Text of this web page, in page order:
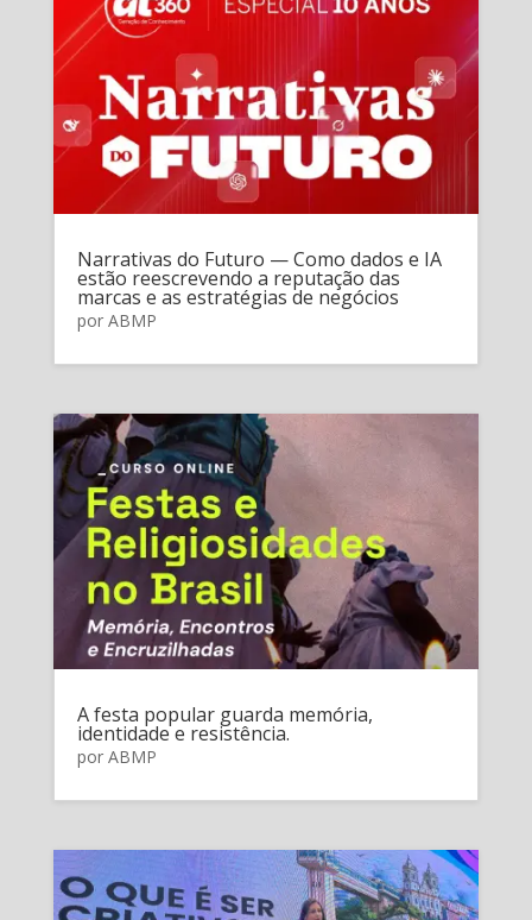
Narrativas do Futuro — Como dados e IA
estão reescrevendo a reputação das
marcas e as estratégias de negócios
por ABMP
A festa popular guarda memória,
identidade e resistência.
por ABMP